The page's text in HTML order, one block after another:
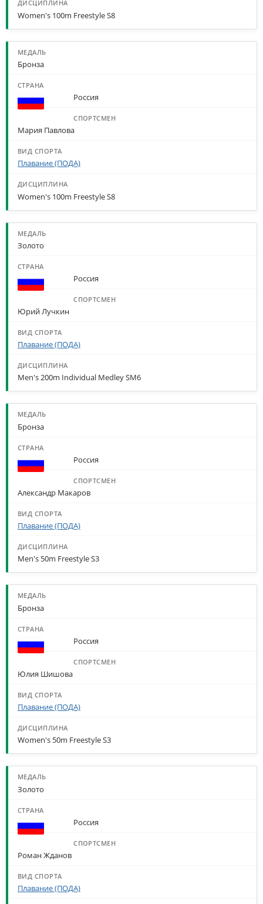
Women's 100m Freestyle S8
Бронза
Россия
Мария Павлова
Плавание (ПОДА)
Women's 100m Freestyle S8
Золото
Россия
Юрий Лучкин
Плавание (ПОДА)
Men's 200m Individual Medley SM6
Бронза
Россия
Александр Макаров
Плавание (ПОДА)
Men's 50m Freestyle S3
Бронза
Россия
Юлия Шишова
Плавание (ПОДА)
Women's 50m Freestyle S3
Золото
Россия
Роман Жданов
Плавание (ПОДА)